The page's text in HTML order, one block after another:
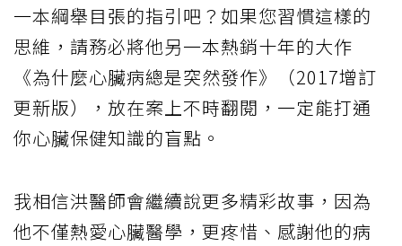
一本綱舉目張的指引吧？如果您習慣這樣的
思維，請務必將他另一本熱銷十年的大作
《為什麼心臟病總是突然發作》（2017增訂
更新版），放在案上不時翻閱，一定能打通
你心臟保健知識的盲點。
我相信洪醫師會繼續說更多精彩故事，因為
他不僅熱愛心臟醫學，更疼惜、感謝他的病